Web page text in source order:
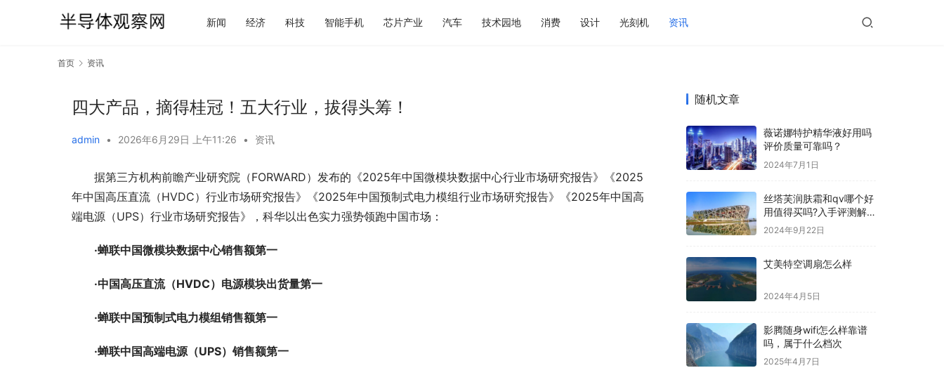
新闻 经济 科技 智能手机 芯片产业 汽车 技术园地 消费 设计 光刻机 资讯
首页 资讯
四大产品，摘得桂冠！五大行业，拔得头筹！
admin • 2026年6月29日 上午11:26 • 资讯
据第三方机构前瞻产业研究院（FORWARD）发布的《2025年中国微模块数据中心行业市场研究报告》《2025
年中国高压直流（HVDC）行业市场研究报告》《2025年中国预制式电力模组行业市场研究报告》《2025年中国高
端电源（UPS）行业市场研究报告》，科华以出色实力强势领跑中国市场：
·蝉联中国微模块数据中心销售额第一
·中国高压直流（HVDC）电源模块出货量第一
·蝉联中国预制式电力模组销售额第一
·蝉联中国高端电源（UPS）销售额第一
随机文章
薇诺娜特护精华液好用吗
评价质量可靠吗？
2024年7月1日
丝塔芙润肤霜和qv哪个好
用值得买吗?入手评测解
读
2024年9月22日
艾美特空调扇怎么样
2024年4月5日
影腾随身wifi怎么样靠谱
吗，属于什么档次
2025年4月7日